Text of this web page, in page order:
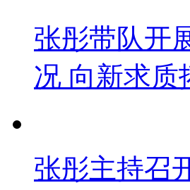
张彤带队开
况 向新求质
张彤主持召